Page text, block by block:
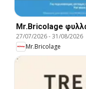
Mr.Bricolage
27/07/2026-31/08/2026
Mr.Bricolage